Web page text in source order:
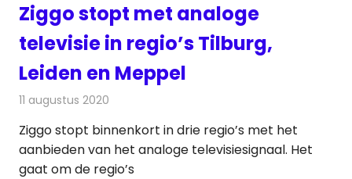
Ziggo stopt met analoge
televisie in regio’s Tilburg,
Leiden en Meppel
11 augustus 2020
Ziggo stopt binnenkort in drie regio’s met het
aanbieden van het analoge televisiesignaal. Het
gaat om de regio’s